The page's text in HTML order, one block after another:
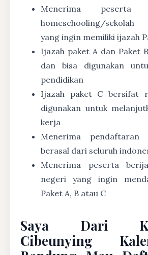
Menerima
homeschooling/
yang ingin memiliki ijazah
Ijazah paket A dan Paket
dan bisa digunakan
pendidikan
Ijazah paket C bersifat
digunakan untuk
kerja
Menerima
berasal dari seluruh
Menerima peserta
negeri yang ingin
Paket A, B atau C
Saya Dari
Cibeunying